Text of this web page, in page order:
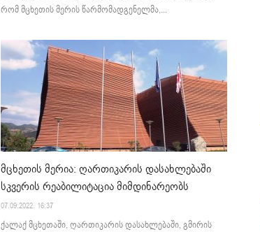
რომ მცხეთის მერის წარმომადგენელმა,...
მცხეთის მერია: ღართიკარის დასახლებაში
სკვერის რეაბილიტაცია მიმდინარეობს
07.09.2022. 16:37
ქალაქ მცხეთაში, ღართიკარის დასახლებაში, გმირის